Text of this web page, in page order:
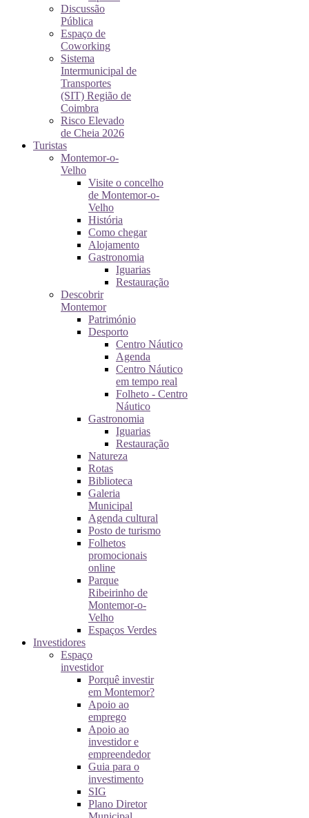
Discussão
Pública
Espaço de
Coworking
Sistema
Intermunicipal de
Transportes
(SIT) Região de
Coimbra
Risco Elevado
de Cheia 2026
Turistas
Montemor-o-
Velho
Visite o concelho
de Montemor-o-
Velho
História
Como chegar
Alojamento
Gastronomia
Iguarias
Restauração
Descobrir
Montemor
Património
Desporto
Centro Náutico
Agenda
Centro Náutico
em tempo real
Folheto - Centro
Náutico
Gastronomia
Iguarias
Restauração
Natureza
Rotas
Biblioteca
Galeria
Municipal
Agenda cultural
Posto de turismo
Folhetos
promocionais
online
Parque
Ribeirinho de
Montemor-o-
Velho
Espaços Verdes
Investidores
Espaço
investidor
Porquê investir
em Montemor?
Apoio ao
emprego
Apoio ao
investidor e
empreendedor
Guia para o
investimento
SIG
Plano Diretor